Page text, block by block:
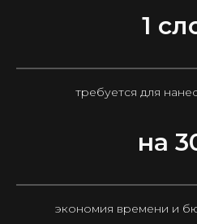
1
требуется для
на
экономия времени и